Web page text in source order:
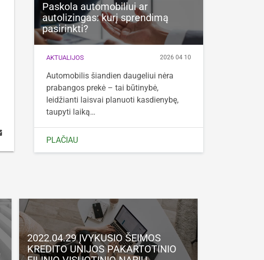
Paskola automobiliui ar
autolizingas: kurį sprendimą
pasirinkti?
AKTUALIJOS 2026 04 10
Automobilis šiandien daugeliui nėra
prabangos prekė – tai būtinybė,
leidžianti laisvai planuoti kasdienybę,
taupyti laiką…
PLAČIAU
2022.04.29 ĮVYKUSIO ŠEIMOS
KREDITO UNIJOS PAKARTOTINIO